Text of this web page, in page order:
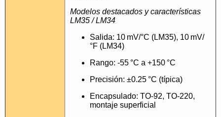
Modelos destacados y características
LM35 / LM34
Salida: 10 mV/°C (LM35), 10 mV/
°F (LM34)
Rango: -55 °C a +150 °C
Precisión: ±0.25 °C (típica)
Encapsulado: TO-92, TO-220,
montaje superficial